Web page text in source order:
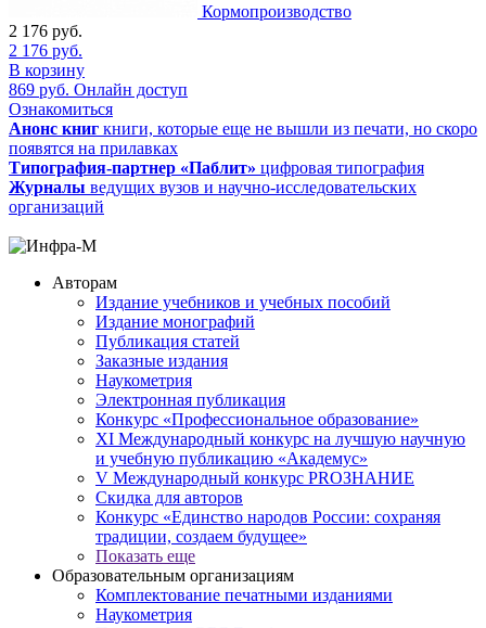
Кормопроизводство
2 176 руб.
2 176 руб.
В корзину
869 руб. Онлайн доступ
Ознакомиться
Анонс книг книги, которые еще не вышли из печати, но скоро
появятся на прилавках
Типография-партнер «Паблит» цифровая типография
Журналы ведущих вузов и научно-исследовательских
организаций
Авторам
Издание учебников и учебных пособий
Издание монографий
Публикация статей
Заказные издания
Наукометрия
Электронная публикация
Конкурс «Профессиональное образование»
XI Международный конкурс на лучшую научную
и учебную публикацию «Академус»
V Международный конкурс PROЗНАНИЕ
Скидка для авторов
Конкурс «Единство народов России: сохраняя
традиции, создаем будущее»
Показать еще
Образовательным организациям
Комплектование печатными изданиями
Наукометрия